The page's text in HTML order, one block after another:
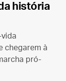
história
chegarem à
pró-